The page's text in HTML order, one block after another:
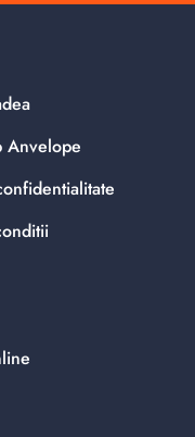
Anvelope